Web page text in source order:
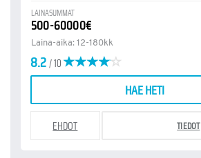
LAINASUMMAT
500-60000€
Laina-aika: 12-180kk
8.2/ 10
HAE HETI
EHDOT TIEDOT